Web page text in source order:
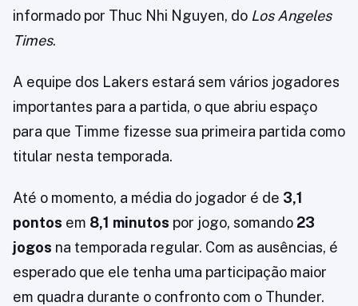
informado por Thuc Nhi Nguyen, do Los Angeles
Times.
A equipe dos Lakers estará sem vários jogadores
importantes para a partida, o que abriu espaço
para que Timme fizesse sua primeira partida como
titular nesta temporada.
Até o momento, a média do jogador é de 3,1
pontos em 8,1 minutos por jogo, somando 23
jogos na temporada regular. Com as ausências, é
esperado que ele tenha uma participação maior
em quadra durante o confronto com o Thunder.